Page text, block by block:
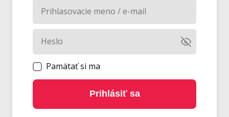
Pamätať si ma
Prihlásiť sa